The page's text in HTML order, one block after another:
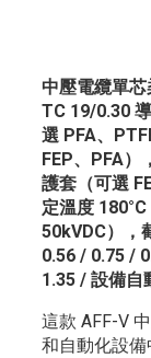
中壓電纜單
TC 19/0.30
選 PFA、
FEP、PFA）
護套（可選
定溫度
50kVDC），
0.56 / 0.75 /
1.35 / 設備自
這款 AFF-V
和自動化設備